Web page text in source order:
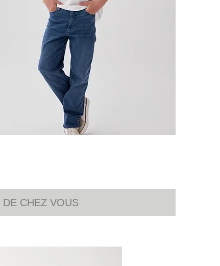
CHEZ VOUS